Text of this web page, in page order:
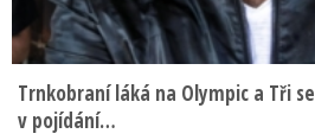
Trnkobraní láká na Olympic a Tři
v pojídání…